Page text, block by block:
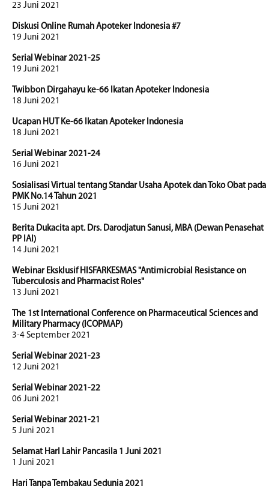
23 Juni 2021
Diskusi Online Rumah Apoteker Indonesia #7
19 Juni 2021
Serial Webinar 2021-25
19 Juni 2021
Twibbon Dirgahayu ke-66 Ikatan Apoteker Indonesia
18 Juni 2021
Ucapan HUT Ke-66 Ikatan Apoteker Indonesia
18 Juni 2021
Serial Webinar 2021-24
16 Juni 2021
Sosialisasi Virtual tentang Standar Usaha Apotek dan Toko Obat pada
PMK No.14 Tahun 2021
15 Juni 2021
Berita Dukacita apt. Drs. Darodjatun Sanusi, MBA (Dewan Penasehat
PP IAI)
14 Juni 2021
Webinar Eksklusif HISFARKESMAS "Antimicrobial Resistance on
Tuberculosis and Pharmacist Roles"
13 Juni 2021
The 1st International Conference on Pharmaceutical Sciences and
Military Pharmacy (ICOPMAP)
3-4 September 2021
Serial Webinar 2021-23
12 Juni 2021
Serial Webinar 2021-22
06 Juni 2021
Serial Webinar 2021-21
5 Juni 2021
Selamat HarI Lahir Pancasila 1 Juni 2021
1 Juni 2021
Hari Tanpa Tembakau Sedunia 2021